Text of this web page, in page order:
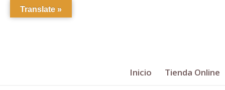
Inicio Tienda Online
Translate »